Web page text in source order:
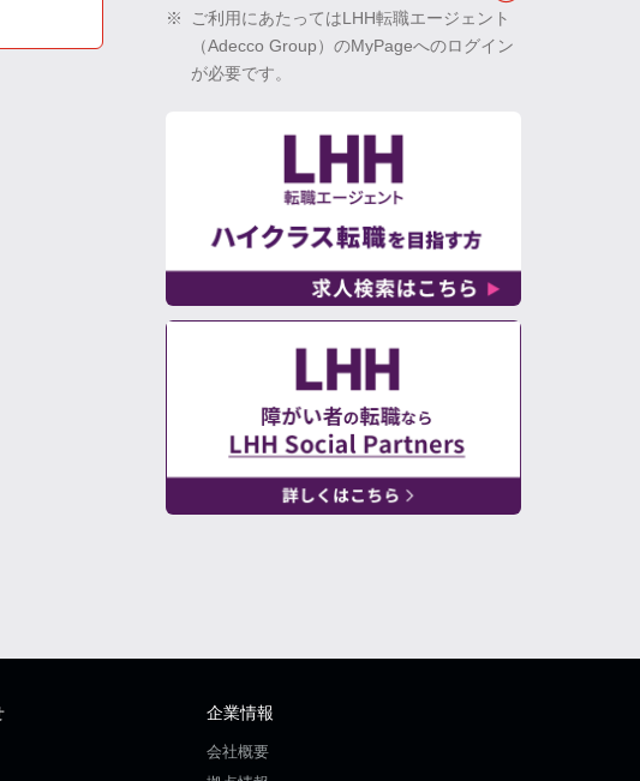
※
ご利用にあたってはLHH転職エージェント
（Adecco Group）のMyPageへのログイン
が必要です。
企業情報
会社概要